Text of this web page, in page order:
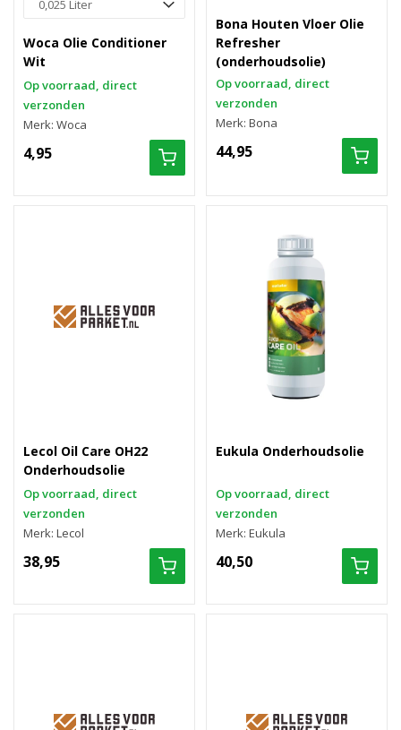
Woca Olie Conditioner
Wit
Op voorraad, direct
verzonden
Merk: Woca
4,95
Bona Houten Vloer Olie
Refresher
(onderhoudsolie)
Op voorraad, direct
verzonden
Merk: Bona
44,95
Lecol Oil Care OH22
Onderhoudsolie
Op voorraad, direct
verzonden
Merk: Lecol
38,95
Eukula Onderhoudsolie
Op voorraad, direct
verzonden
Merk: Eukula
40,50